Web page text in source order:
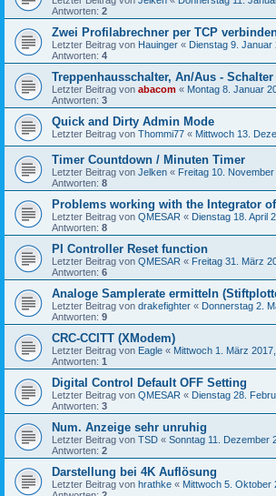
Antworten: 2
Zwei Profilabrechner per TCP
Letzter Beitrag von Hauinger « Dienstag 9. Januar
Antworten: 4
Treppenhausschalter, An/Aus - Schalter
Letzter Beitrag von abacom « Montag 8. Januar
Antworten: 3
Quick and Dirty Admin Mode
Letzter Beitrag von Thommi77 « Mittwoch 13.
Timer Countdown / Minuten Timer
Letzter Beitrag von Jelken « Freitag 10.
Antworten: 8
Problems working with the Integrator
Letzter Beitrag von QMESAR « Dienstag 18. April
Antworten: 8
PI Controller Reset function
Letzter Beitrag von QMESAR « Freitag 31. März
Antworten: 6
Analoge Samplerate ermitteln
Letzter Beitrag von drakefighter « Donnerstag 2.
Antworten: 9
CRC-CCITT (XModem)
Letzter Beitrag von Eagle « Mittwoch 1. März
Antworten: 1
Digital Control Default OFF Setting
Letzter Beitrag von QMESAR « Dienstag 28.
Antworten: 3
Num. Anzeige sehr unruhig
Letzter Beitrag von TSD « Sonntag 11. Dezember
Antworten: 2
Darstellung bei 4K Auflösung
Letzter Beitrag von hrathke « Mittwoch 5. Oktober